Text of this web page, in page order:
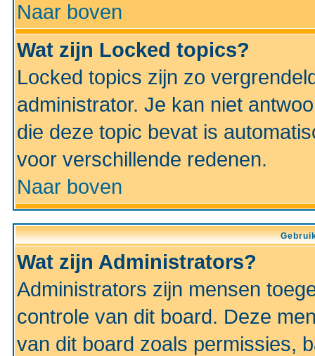
Naar boven
Wat zijn Locked topics?
Locked topics zijn zo
administrator. Je kan niet
die deze topic bevat is
voor verschillende redenen.
Naar boven
Wat zijn Administrators?
Administrators zijn mensen
controle van dit board. Deze
van dit board zoals permissies,